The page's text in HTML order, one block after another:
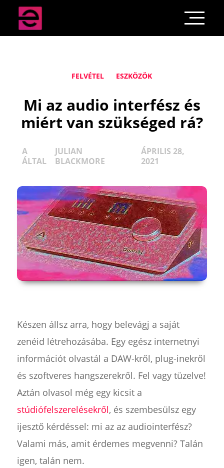
FELVÉTEL ESZKÖZÖK
Mi az audio interfész és
miért van szükséged rá?
A
ÁLTAL
JULIAN
BLACKMORE
ÁPRILIS 28,
2021
Készen állsz arra, hogy belevágj a saját
zenéid létrehozásába. Egy egész internetnyi
információt olvastál a DAW-kről, plug-inekről
és szoftveres hangszerekről. Fel vagy tüzelve!
Aztán olvasol még egy kicsit a
stúdiófelszerelésekről, és szembesülsz egy
ijesztő kérdéssel: mi az az audiointerfész?
Valami más, amit érdemes megvenni? Talán
igen, talán nem.